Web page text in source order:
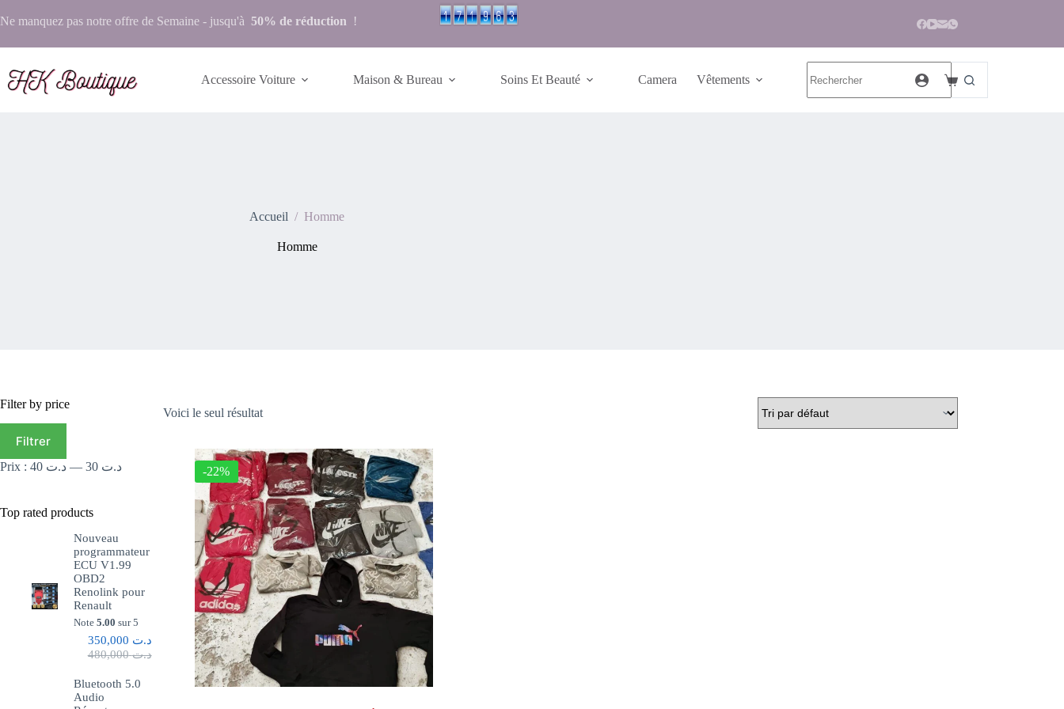
Ne manquez pas notre offre de Semaine - jusqu'à 50% de réduction !
Accessoire Voiture Maison & Bureau Soins Et Beauté Camera Vêtements
Accueil / Homme
Homme
Voici le seul résultat
-22%
Filter by price
Filtrer
Prix : د.ت 30 — د.ت 40
Top rated products
Nouveau
programmateur
ECU V1.99
OBD2
Renolink pour
Renault
Note5.00 sur 5
د.ت480,000
د.ت
Bluetooth 5.0
Audio